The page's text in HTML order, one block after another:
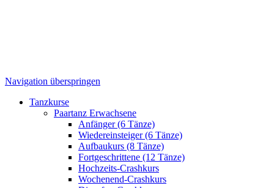
Navigation überspringen
Tanzkurse
Paartanz Erwachsene
Anfänger (6 Tänze)
Wiedereinsteiger (6 Tänze)
Aufbaukurs (8 Tänze)
Fortgeschrittene (12 Tänze)
Hochzeits-Crashkurs
Wochenend-Crashkurs